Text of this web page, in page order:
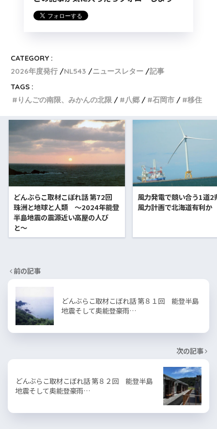
CATEGORY :
2026年度発行
NL543 ニュースレター
記事
TAGS :
りんごの南限、みかんの北限
八郷 石岡市 移住
どんぶらこ取材こぼれ話 第72回
珠洲と地球と人類 〜2024年能登
半島地震の震源近い高屋の人び
と〜
風力発電で競い合う1道
風力計画で北海道有利か
前の記事
どんぶらこ取材こぼれ話 第８１回 能登半島
地震そして奥能登豪雨…
次の記事
どんぶらこ取材こぼれ話 第８２回 能登半島
地震そして奥能登豪雨…